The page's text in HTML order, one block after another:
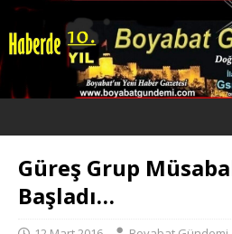
Güreş Grup
Başladı…